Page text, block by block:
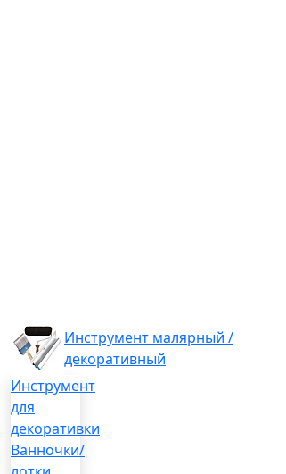
Инструмент малярный /
декоративный
Инструмент
для
декоративки
Ванночки/